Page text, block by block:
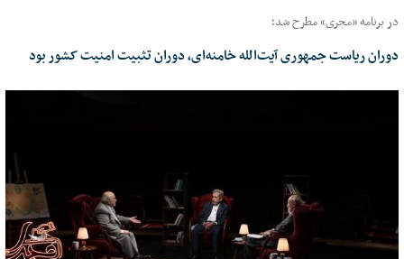
در برنامه «مجری» مطرح شد؛
دوران ریاست جمهوری آیت‌الله خامنه‌ای، دوران تثبیت امنیت کشور بود